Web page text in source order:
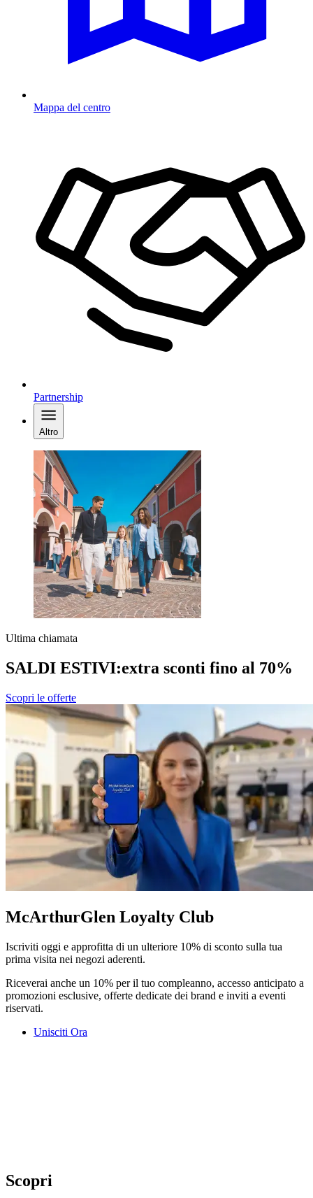
Mappa del centro
Partnership
Altro
Ultima chiamata
SALDI ESTIVI:extra sconti fino al 70%
Scopri le offerte
McArthurGlen Loyalty Club
Iscriviti oggi e approfitta di un ulteriore 10% di sconto sulla tua
prima visita nei negozi aderenti.
Riceverai anche un 10% per il tuo compleanno, accesso anticipato a
promozioni esclusive, offerte dedicate dei brand e inviti a eventi
riservati.
Unisciti Ora
Scopri